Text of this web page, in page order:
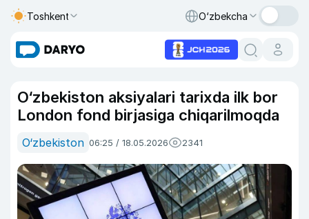
Toshkent O‘zbekcha
O‘zbekiston aksiyalari tarixda ilk bor
London fond birjasiga chiqarilmoqda
O‘zbekiston 06:25 / 18.05.2026 2341